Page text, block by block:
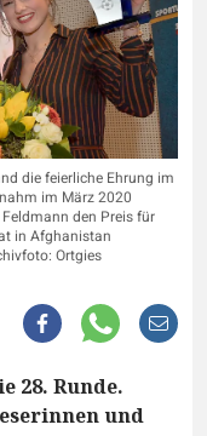
die feierliche Ehrung im
im März 2020
den Preis für
in Afghanistan
Ortgies
28. Runde.
und